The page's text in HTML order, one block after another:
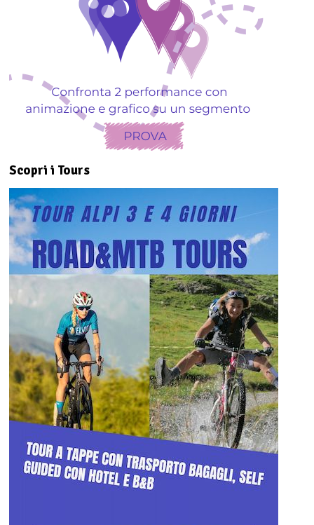
Scopri i Tours